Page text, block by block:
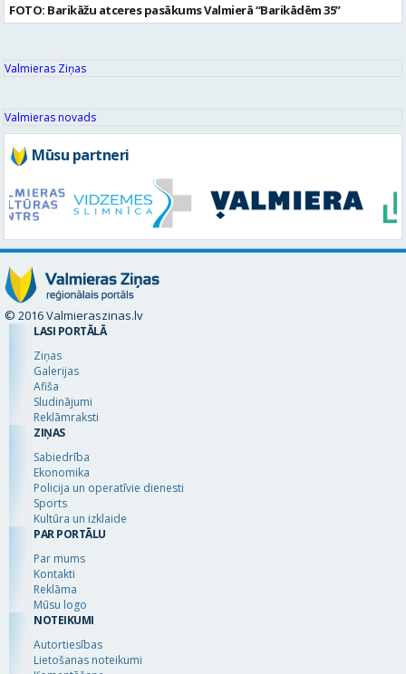
FOTO: Barikāžu atceres pasākums Valmierā “Barikādēm 35”
Valmieras Ziņas
Valmieras novads
Mūsu partneri
© 2016 Valmieraszinas.lv
LASI PORTĀLĀ
Ziņas
Galerijas
Afiša
Sludinājumi
Reklāmraksti
ZIŅAS
Sabiedrība
Ekonomika
Policija un operatīvie dienesti
Sports
Kultūra un izklaide
PAR PORTĀLU
Par mums
Kontakti
Reklāma
Mūsu logo
NOTEIKUMI
Autortiesības
Lietošanas noteikumi